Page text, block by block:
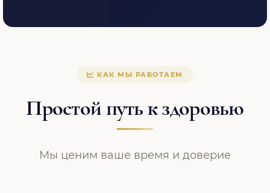
КАК МЫ РАБОТАЕМ
Простой путь к здоровью
Мы ценим ваше время и доверие